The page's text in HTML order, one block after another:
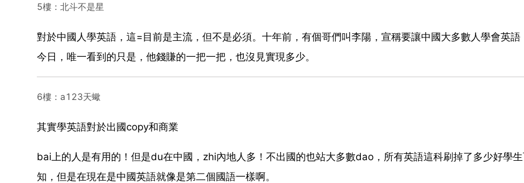
5樓：北斗不是星
對於中國人學英語，這=目前是主流，但不是必須。十年前，有個哥們叫李陽，宣稱要讓中國大多數人學會英語
今日，唯一看到的只是，他錢賺的一把一把，也沒見實現多少。
6樓：a123天蠍
其實學英語對於出國copy和商業
bai上的人是有用的！但是du在中國，zhi內地人多！不出國的也站大多數dao，所有英語這科刷掉了多少好學
知，但是在現在是中國英語就像是第二個國語一樣啊。